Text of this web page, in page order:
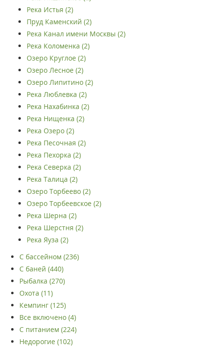
Река Истья (2)
Пруд Каменский (2)
Река Канал имени Москвы (2)
Река Коломенка (2)
Озеро Круглое (2)
Озеро Лесное (2)
Озеро Липитино (2)
Река Люблевка (2)
Река Нахабинка (2)
Река Нищенка (2)
Река Озеро (2)
Река Песочная (2)
Река Пехорка (2)
Река Северка (2)
Река Талица (2)
Озеро Торбеево (2)
Озеро Торбеевское (2)
Река Шерна (2)
Река Шерстня (2)
Река Яуза (2)
С бассейном (236)
С баней (440)
Рыбалка (270)
Охота (11)
Кемпинг (125)
Все включено (4)
С питанием (224)
Недорогие (102)